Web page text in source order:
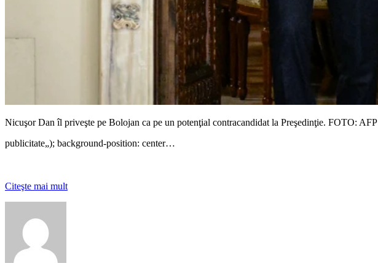
Nicuşor Dan îl priveşte pe Bolojan ca pe un potenţial contracandidat la Preşedinţie. FOTO: AFP
publicitate„); background-position: center…
Citeşte mai mult